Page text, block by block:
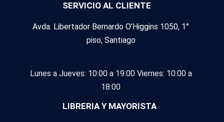
SERVICIO AL CLIENTE
Avda. Libertador Bernardo O’Higgins 1050, 1°
piso, Santiago
Lunes a Jueves: 10:00 a 19:00 Viernes: 10:00 a
18:00
LIBRERIA Y MAYORISTA